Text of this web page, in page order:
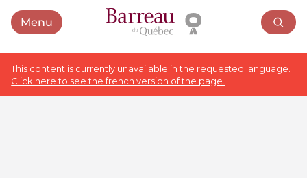
MenuOpen menu
This content is currently unavailable in the requested language.
Click here to see the french version of the page.